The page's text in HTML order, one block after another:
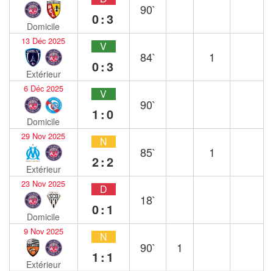
Domicile 0:3
90`
13 Déc 2025
Extérieur
V
0:3
84` 1
6 Déc 2025
Domicile
V
1:0
90`
29 Nov 2025
Extérieur
N
2:2
85` 1
23 Nov 2025
Domicile
D
0:1
18`
9 Nov 2025
Extérieur
N
1:1
90` 1